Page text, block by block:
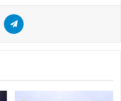
WhatsApp